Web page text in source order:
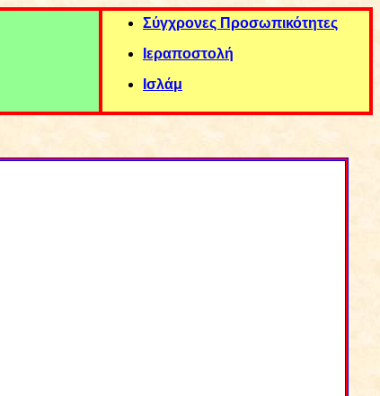
Σύγχρονες Προσωπικότητες
Ιεραποστολή
Ισλάμ